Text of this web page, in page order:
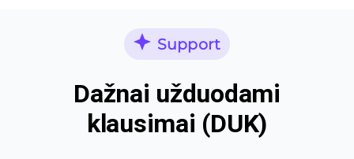
Support
Dažnai užduodami
klausimai (DUK)